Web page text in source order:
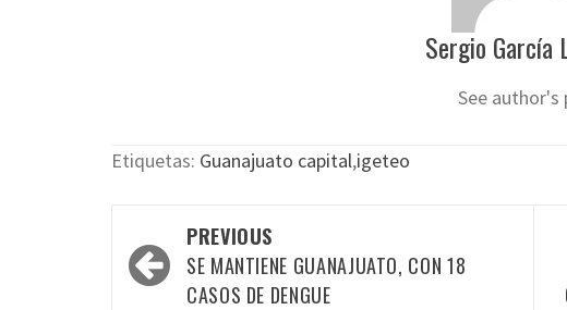
Sergio García
See author's
Etiquetas: Guanajuato capital,igeteo
Post
navigation
PREVIOUS
SE MANTIENE GUANAJUATO, CON 18
CASOS DE DENGUE